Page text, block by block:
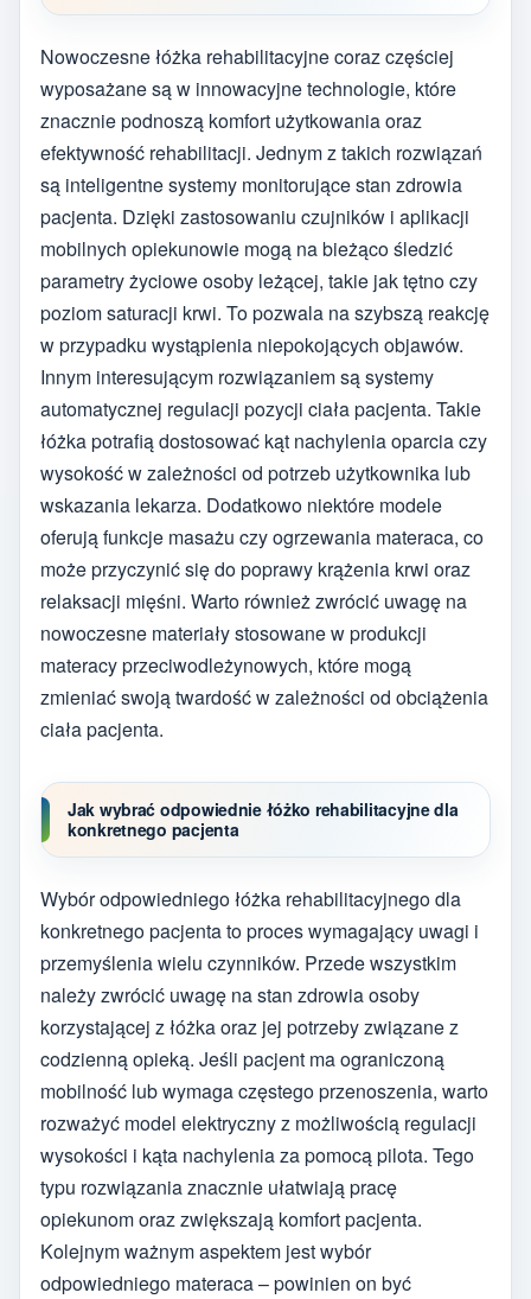
Nowoczesne łóżka rehabilitacyjne coraz częściej
wyposażane są w innowacyjne technologie, które
znacznie podnoszą komfort użytkowania oraz
efektywność rehabilitacji. Jednym z takich rozwiązań
są inteligentne systemy monitorujące stan zdrowia
pacjenta. Dzięki zastosowaniu czujników i aplikacji
mobilnych opiekunowie mogą na bieżąco śledzić
parametry życiowe osoby leżącej, takie jak tętno czy
poziom saturacji krwi. To pozwala na szybszą reakcję
w przypadku wystąpienia niepokojących objawów.
Innym interesującym rozwiązaniem są systemy
automatycznej regulacji pozycji ciała pacjenta. Takie
łóżka potrafią dostosować kąt nachylenia oparcia czy
wysokość w zależności od potrzeb użytkownika lub
wskazania lekarza. Dodatkowo niektóre modele
oferują funkcje masażu czy ogrzewania materaca, co
może przyczynić się do poprawy krążenia krwi oraz
relaksacji mięśni. Warto również zwrócić uwagę na
nowoczesne materiały stosowane w produkcji
materacy przeciwodleżynowych, które mogą
zmieniać swoją twardość w zależności od obciążenia
ciała pacjenta.
Jak wybrać odpowiednie łóżko rehabilitacyjne dla
konkretnego pacjenta
Wybór odpowiedniego łóżka rehabilitacyjnego dla
konkretnego pacjenta to proces wymagający uwagi i
przemyślenia wielu czynników. Przede wszystkim
należy zwrócić uwagę na stan zdrowia osoby
korzystającej z łóżka oraz jej potrzeby związane z
codzienną opieką. Jeśli pacjent ma ograniczoną
mobilność lub wymaga częstego przenoszenia, warto
rozważyć model elektryczny z możliwością regulacji
wysokości i kąta nachylenia za pomocą pilota. Tego
typu rozwiązania znacznie ułatwiają pracę
opiekunom oraz zwiększają komfort pacjenta.
Kolejnym ważnym aspektem jest wybór
odpowiedniego materaca – powinien on być